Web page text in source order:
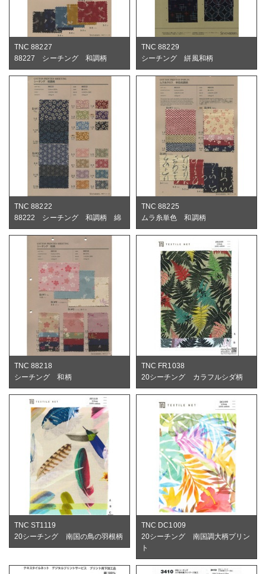
TNC 88227
88227 シーチング 和調柄
TNC 88229
シーチング 絣風和柄
TNC 88222
88222 シーチング 和調柄 綿
TNC 88225
ムラ糸単色 和調柄
TNC 88218
シーチング 和柄
TNC FR1038
20シーチング カラフルシダ柄
TNC ST1119
20シーチング 南国の鳥の羽根柄
TNC DC1009
20シーチング 南国調大柄プリン
ト